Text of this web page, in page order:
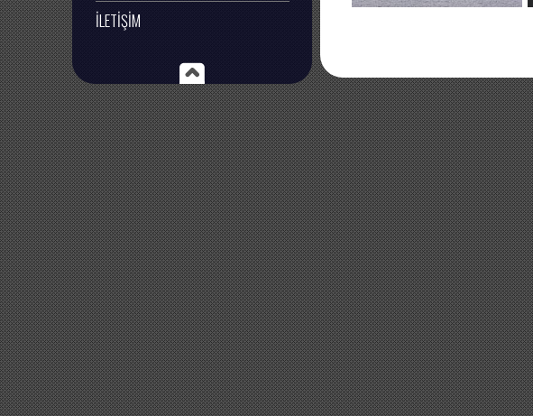
İLETİŞİM